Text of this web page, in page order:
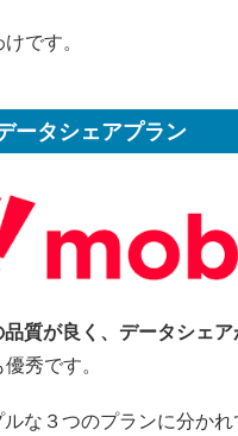
です。
ータシェアプラン
質が良く、データシェ
秀です。
な３つのプランに分か